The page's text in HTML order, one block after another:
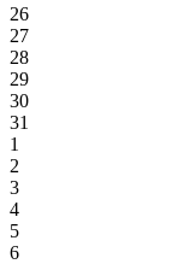
26
27
28
29
30
31
1
2
3
4
5
6